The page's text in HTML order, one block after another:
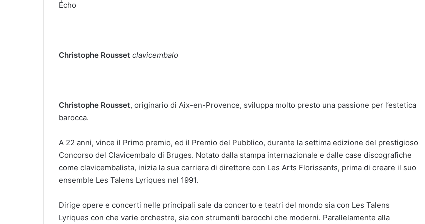
Écho
Christophe Rousset clavicembalo
Christophe Rousset, originario di Aix-en-Provence, sviluppa molto presto una passione per l’estetica
barocca.
A 22 anni, vince il Primo premio, ed il Premio del Pubblico, durante la settima edizione del prestigioso
Concorso del Clavicembalo di Bruges. Notato dalla stampa internazionale e dalle case discografiche
come clavicembalista, inizia la sua carriera di direttore con Les Arts Florissants, prima di creare il suo
ensemble Les Talens Lyriques nel 1991.
Dirige opere e concerti nelle principali sale da concerto e teatri del mondo sia con Les Talens
Lyriques con che varie orchestre, sia con strumenti barocchi che moderni. Parallelamente alla